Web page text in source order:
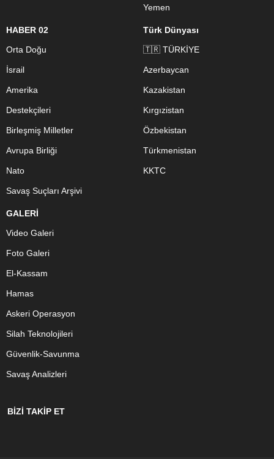
Yemen
HABER 02
Orta Doğu
İsrail
Amerika
Destekçileri
Birleşmiş Milletler
Avrupa Birliği
Nato
Savaş Suçları Arşivi
Türk Dünyası
🇹🇷 TÜRKİYE
Azerbaycan
Kazakistan
Kırgızistan
Özbekistan
Türkmenistan
KKTC
GALERİ
Video Galeri
Foto Galeri
El-Kassam
Hamas
Askeri Operasyon
Silah Teknolojileri
Güvenlik-Savunma
Savaş Analizleri
BİZİ TAKİP ET